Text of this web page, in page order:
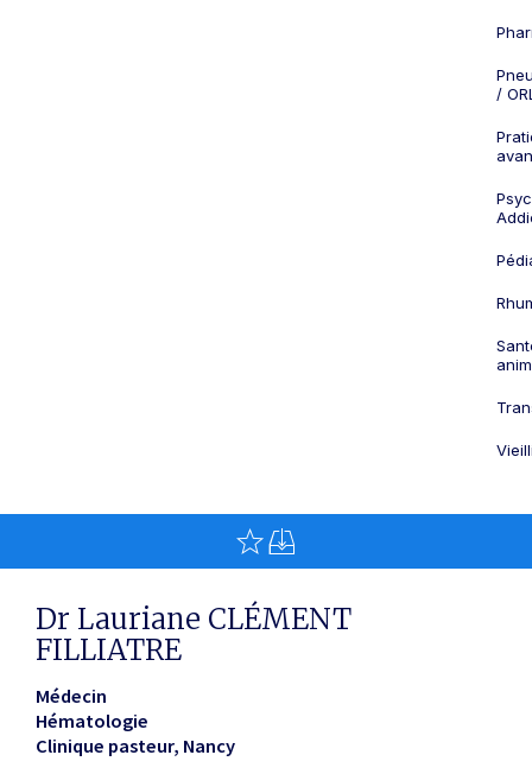
/
Dr Lauriane CLÉMENT
FILLIATRE
Médecin
Hématologie
Clinique pasteur Nancy